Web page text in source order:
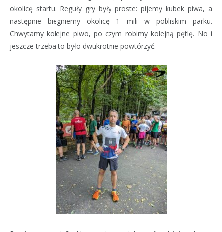
okolicę startu. Reguły gry były proste: pijemy kubek piwa, a
następnie biegniemy okolicę 1 mili w pobliskim parku.
Chwytamy kolejne piwo, po czym robimy kolejną pętlę. No i
jeszcze trzeba to było dwukrotnie powtórzyć.